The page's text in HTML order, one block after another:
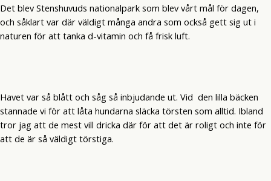
Det blev Stenshuvuds nationalpark som blev vårt mål för dagen,
och såklart var där väldigt många andra som också gett sig ut i
naturen för att tanka d-vitamin och få frisk luft.
Havet var så blått och såg så inbjudande ut. Vid den lilla bäcken
stannade vi för att låta hundarna släcka törsten som alltid. Ibland
tror jag att de mest vill dricka där för att det är roligt och inte för
att de är så väldigt törstiga.